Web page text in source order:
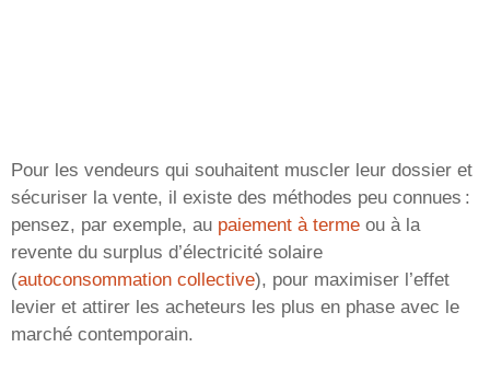
Pour les vendeurs qui souhaitent muscler leur dossier et
sécuriser la vente, il existe des méthodes peu connues :
pensez, par exemple, au paiement à terme ou à la
revente du surplus d’électricité solaire
(autoconsommation collective), pour maximiser l’effet
levier et attirer les acheteurs les plus en phase avec le
marché contemporain.